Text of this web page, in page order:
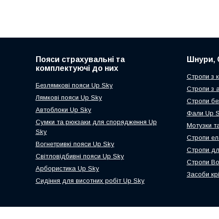
Пояси страхувальні та
комплектуючі до них
Безлямкові пояси Up Sky
Лямкові пояси Up Sky
Автоблоки Up Sky
Сумки та рюкзаки для спорядження Up
Sky
Вогнетривкі пояси Up Sky
Світловідбивні пояси Up Sky
Арбористика Up Sky
Сидіння для висотних робіт Up Sky
Шнури,
Стропи з
Стропи з
Стропи
Фали Up
Мотузки
Стропи
Стропи
Стропи
Засоби